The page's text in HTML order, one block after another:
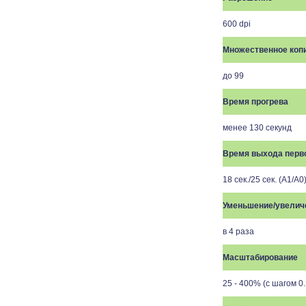
600 dpi
Множественное
до 99
Время прогрева
менее 130 секунд
Время выхода
18 сек./25 сек. (A1/A0)
Уменьшение/
в 4 раза
Масштабирование
25 - 400% (с шагом